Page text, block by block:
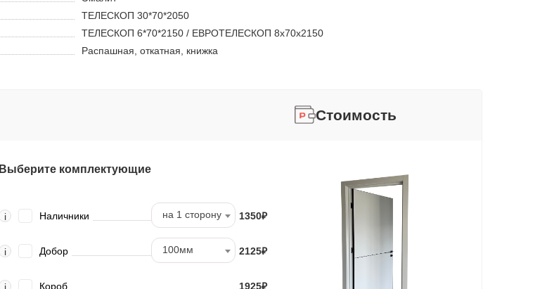
ТЕЛЕСКОП 30*70*2050
ТЕЛЕСКОП 6*70*2150 / ЕВРОТЕЛЕСКОП 8х70х2150
Распашная, откатная, книжка
Выберите комплектующие
i Наличники на 1 сторону 1350₽
i Добор 100мм 2125₽
Короб 1925₽
Стоимость